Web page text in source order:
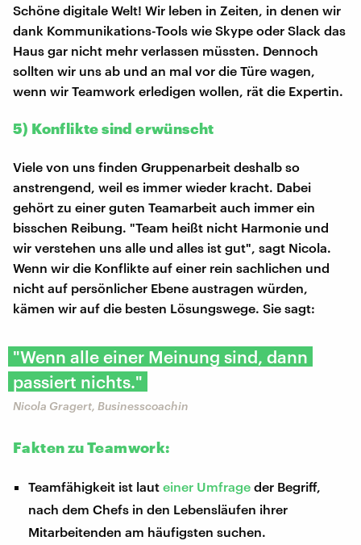
Schöne digitale Welt! Wir leben in Zeiten, in denen wir
dank Kommunikations-Tools wie Skype oder Slack das
Haus gar nicht mehr verlassen müssten. Dennoch
sollten wir uns ab und an mal vor die Türe wagen,
wenn wir Teamwork erledigen wollen, rät die Expertin.
5) Konflikte sind erwünscht
Viele von uns finden Gruppenarbeit deshalb so
anstrengend, weil es immer wieder kracht. Dabei
gehört zu einer guten Teamarbeit auch immer ein
bisschen Reibung. "Team heißt nicht Harmonie und
wir verstehen uns alle und alles ist gut", sagt Nicola.
Wenn wir die Konflikte auf einer rein sachlichen und
nicht auf persönlicher Ebene austragen würden,
kämen wir auf die besten Lösungswege. Sie sagt:
"Wenn alle einer Meinung sind, dann
passiert nichts."
Nicola Gragert, Businesscoachin
Fakten zu Teamwork:
Teamfähigkeit ist lauteiner Umfrage der Begriff,
nach dem Chefs in den Lebensläufen ihrer
Mitarbeitenden am häufigsten suchen.